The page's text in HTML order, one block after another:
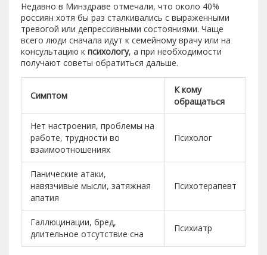
Недавно в Минздраве отмечали, что около 40%
россиян хотя бы раз сталкивались с выраженными
тревогой или депрессивными состояниями. Чаще
всего люди сначала идут к семейному врачу или на
консультацию к психологу, а при необходимости
получают советы обратиться дальше.
Симптом
К кому
обращаться
Нет настроения, проблемы на
работе, трудности во
взаимоотношениях
Психолог
Панические атаки,
навязчивые мысли, затяжная
апатия
Психотерапевт
Галлюцинации, бред,
длительное отсутствие сна
Психиатр